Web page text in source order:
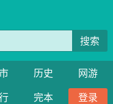
搜索
历史
网游
完本 登录